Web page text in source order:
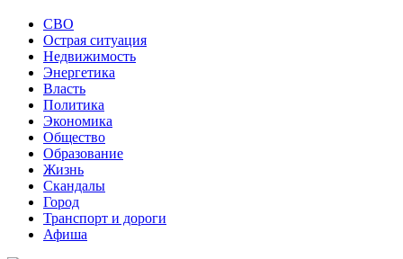
СВО
Острая ситуация
Недвижимость
Энергетика
Власть
Политика
Экономика
Общество
Образование
Жизнь
Скандалы
Город
Транспорт и дороги
Афиша